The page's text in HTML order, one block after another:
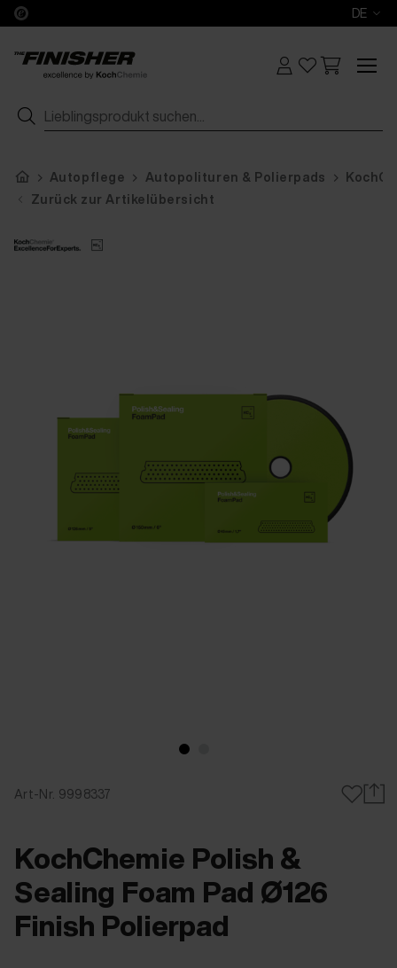
DE
Autopflege Autopolituren & Polierpads
Zurück zur Artikelübersicht
Art-Nr. 9998337
KochChemie Polish &
Sealing Foam Pad Ø126
Finish Polierpad